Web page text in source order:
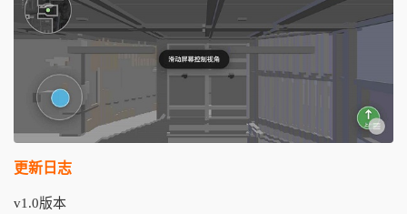
更新日志
v1.0版本